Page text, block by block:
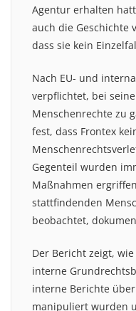
Agentur erhalten
auch die Geschichte
dass sie kein
Nach EU- und
verpflichtet, bei
Menschenrechte zu
fest, dass Frontex
Gegenteil wurden
Maßnahmen
stattfindenden
beobachtet,
Der Bericht zeigt,
interne
interne Berichte
manipuliert wurden